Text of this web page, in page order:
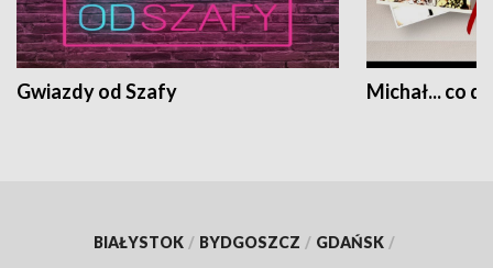
Gwiazdy od Szafy Michał... co
BIAŁYSTOK / BYDGOSZCZ / GDAŃSK /